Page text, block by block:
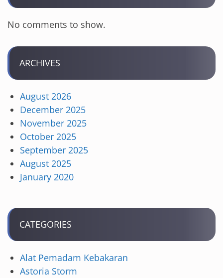
No comments to show.
ARCHIVES
August 2026
December 2025
November 2025
October 2025
September 2025
August 2025
January 2020
CATEGORIES
Alat Pemadam Kebakaran
Astoria Storm